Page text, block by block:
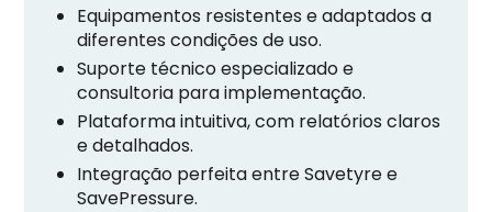
Equipamentos resistentes e adaptados a
diferentes condições de uso.
Suporte técnico especializado e
consultoria para implementação.
Plataforma intuitiva, com relatórios claros
e detalhados.
Integração perfeita entre Savetyre e
SavePressure.